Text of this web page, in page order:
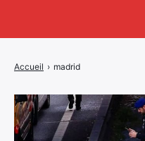
Accueil › madrid